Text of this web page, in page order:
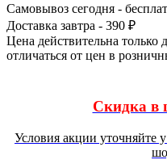
Самовывоз сегодня -
Доставка завтра - 390 ₽
Цена действительна только
отличаться от цен в
Скидка в
Условия акции